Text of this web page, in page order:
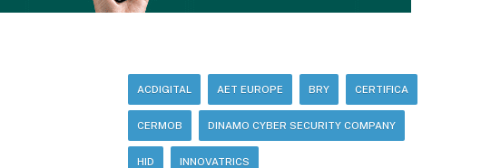
ACDIGITAL AET EUROPE BRY CERTIFICA
CERMOB DINAMO CYBER SECURITY COMPANY
HID INNOVATRICS